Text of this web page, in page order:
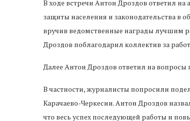
В ходе встречи Антон Дроздов ответил
защиты населения и законодательства в
вручив ведомственные награды лучшим
Дроздов поблагодарил коллектив за
Далее Антон Дроздов ответил на
В частности, журналисты попросили
Карачаево-Черкесии. Антон Дроздов
что весь успех последующей работы и